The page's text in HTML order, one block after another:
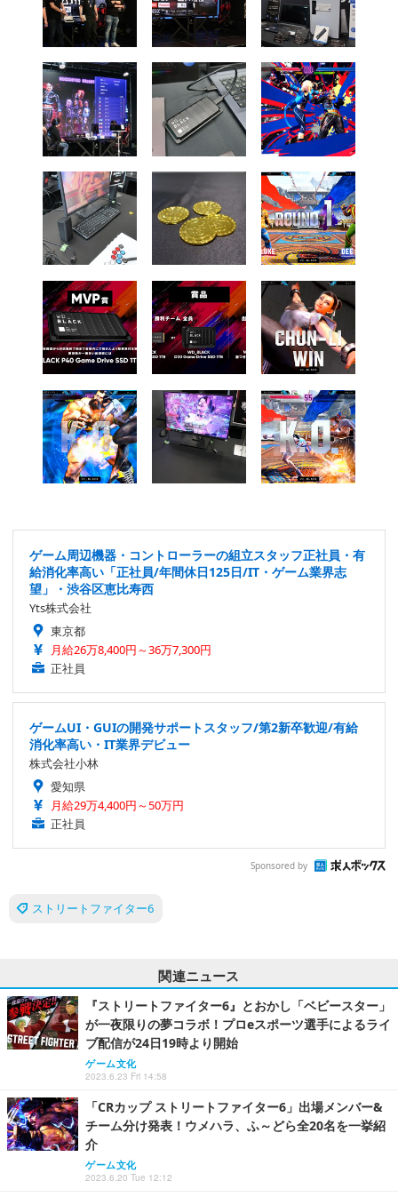
ゲーム周辺機器・コントローラーの組立スタッフ正社員・有
給消化率高い「正社員/年間休日125日/IT・ゲーム業界志
望」・渋谷区恵比寿西
Yts株式会社
東京都
月給26万8,400円～36万7,300円
正社員
ゲームUI・GUIの開発サポートスタッフ/第2新卒歓迎/有給
消化率高い・IT業界デビュー
株式会社小林
愛知県
月給29万4,400円～50万円
正社員
Sponsored by
ストリートファイター6
関連ニュース
『ストリートファイター6』とおかし「ベビースター」
が一夜限りの夢コラボ！プロeスポーツ選手によるライ
ブ配信が24日19時より開始
ゲーム文化
2023.6.23 Fri 14:58
「CRカップ ストリートファイター6」出場メンバー&
チーム分け発表！ウメハラ、ふ～どら全20名を一挙紹
介
ゲーム文化
2023.6.20 Tue 12:12